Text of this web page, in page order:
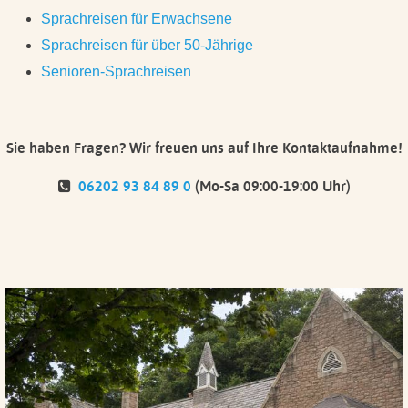
Sprachreisen für Erwachsene
Sprachreisen für über 50-Jährige
Senioren-Sprachreisen
Sie haben Fragen? Wir freuen uns auf Ihre Kontaktaufnahme!
06202 93 84 89 0 (Mo-Sa 09:00-19:00 Uhr)